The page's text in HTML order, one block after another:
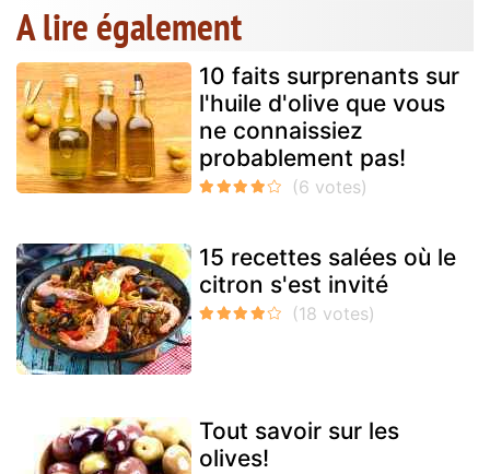
A lire également
10 faits surprenants sur
l'huile d'olive que vous
ne connaissiez
probablement pas!
15 recettes salées où le
citron s'est invité
Tout savoir sur les
olives!